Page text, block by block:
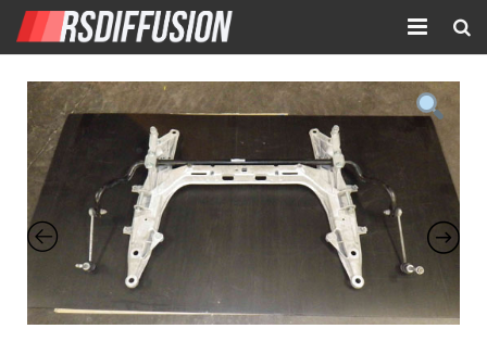
Accueil
Nouvelles annonces
Annonces prolongées
Atelier mécanique
Contact